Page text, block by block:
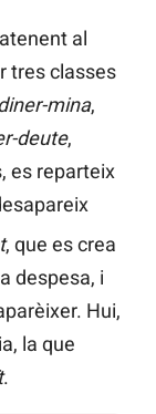
al
tres classes
mina,
deute,
es reparteix
, que es crea
despesa, i
Hui,
la que
.